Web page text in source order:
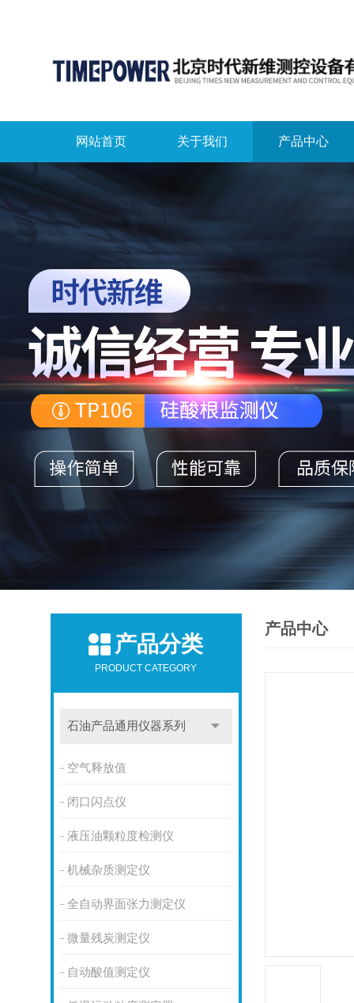
网站首页 关于我们 产品中心
产品分类
PRODUCT CATEGORY
石油产品通用仪器系列
空气释放值
闭口闪点仪
液压油颗粒度检测仪
机械杂质测定仪
全自动界面张力测定仪
微量残炭测定仪
自动酸值测定仪
产品中心